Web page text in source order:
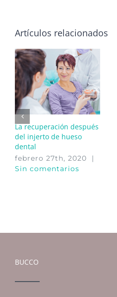
Artículos relacionados
La recuperación después
del injerto de hueso
dental
febrero 27th, 2020
|
Sin comentarios
BUCCO